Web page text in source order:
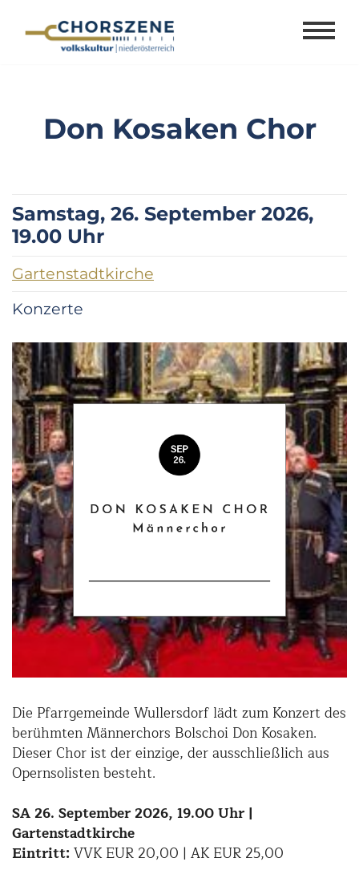
Don Kosaken Chor
Samstag, 26. September 2026,
19.00 Uhr
Gartenstadtkirche
Konzerte
Die Pfarrgemeinde Wullersdorf lädt zum Konzert des
berühmten Männerchors Bolschoi Don Kosaken.
Dieser Chor ist der einzige, der ausschließlich aus
Opernsolisten besteht.
SA 26. September 2026, 19.00 Uhr |
Gartenstadtkirche
Eintritt:VVK EUR 20,00 | AK EUR 25,00